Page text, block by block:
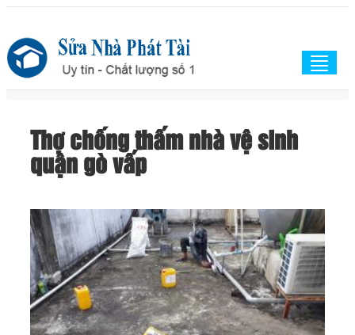
Thợ chống thấm nhà vệ sinh
quận gò vấp